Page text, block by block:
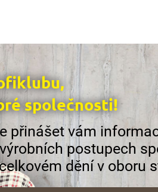
společnosti!
přinášet vám
postupech
dění v oboru